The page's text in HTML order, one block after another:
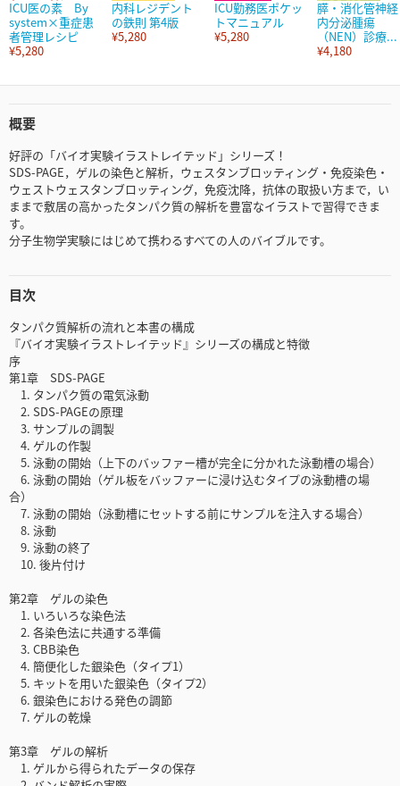
ICU医の素 By
system×重症患
者管理レシピ
¥5,280
内科レジデント
の鉄則 第4版
¥5,280
ICU勤務医ポケッ
トマニュアル
¥5,280
膵・消化管神経
内分泌腫瘍
（NEN）診療...
¥4,180
概要
好評の「バイオ実験イラストレイテッド」シリーズ！
SDS-PAGE，ゲルの染色と解析，ウェスタンブロッティング・免疫染色・
ウェストウェスタンブロッティング，免疫沈降，抗体の取扱い方まで，い
ままで敷居の高かったタンパク質の解析を豊富なイラストで習得できま
す。
分子生物学実験にはじめて携わるすべての人のバイブルです。
目次
タンパク質解析の流れと本書の構成
『バイオ実験イラストレイテッド』シリーズの構成と特徴
序
第1章 SDS-PAGE
1. タンパク質の電気泳動
2. SDS-PAGEの原理
3. サンプルの調製
4. ゲルの作製
5. 泳動の開始（上下のバッファー槽が完全に分かれた泳動槽の場合）
6. 泳動の開始（ゲル板をバッファーに浸け込むタイプの泳動槽の場
合）
7. 泳動の開始（泳動槽にセットする前にサンプルを注入する場合）
8. 泳動
9. 泳動の終了
10. 後片付け
第2章 ゲルの染色
1. いろいろな染色法
2. 各染色法に共通する準備
3. CBB染色
4. 簡便化した銀染色（タイプ1）
5. キットを用いた銀染色（タイプ2）
6. 銀染色における発色の調節
7. ゲルの乾燥
第3章 ゲルの解析
1. ゲルから得られたデータの保存